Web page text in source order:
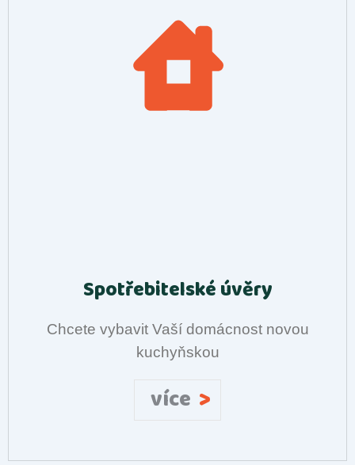
Spotřebitelské úvěry
Chcete vybavit Vaší domácnost novou
kuchyňskou
více >